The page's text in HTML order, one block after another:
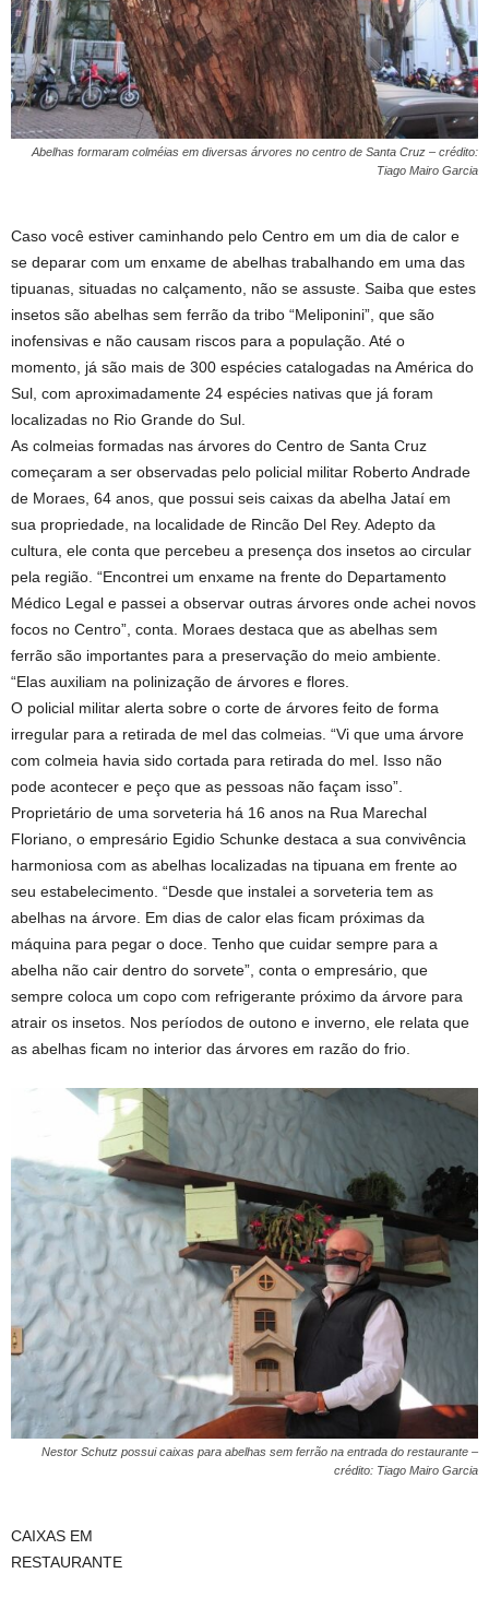
Abelhas formaram colméias em diversas árvores no centro de Santa Cruz – crédito:
Tiago Mairo Garcia
Caso você estiver caminhando pelo Centro em um dia de calor e
se deparar com um enxame de abelhas trabalhando em uma das
tipuanas, situadas no calçamento, não se assuste. Saiba que estes
insetos são abelhas sem ferrão da tribo “Meliponini”, que são
inofensivas e não causam riscos para a população. Até o
momento, já são mais de 300 espécies catalogadas na América do
Sul, com aproximadamente 24 espécies nativas que já foram
localizadas no Rio Grande do Sul.
As colmeias formadas nas árvores do Centro de Santa Cruz
começaram a ser observadas pelo policial militar Roberto Andrade
de Moraes, 64 anos, que possui seis caixas da abelha Jataí em
sua propriedade, na localidade de Rincão Del Rey. Adepto da
cultura, ele conta que percebeu a presença dos insetos ao circular
pela região. “Encontrei um enxame na frente do Departamento
Médico Legal e passei a observar outras árvores onde achei novos
focos no Centro”, conta. Moraes destaca que as abelhas sem
ferrão são importantes para a preservação do meio ambiente.
“Elas auxiliam na polinização de árvores e flores.
O policial militar alerta sobre o corte de árvores feito de forma
irregular para a retirada de mel das colmeias. “Vi que uma árvore
com colmeia havia sido cortada para retirada do mel. Isso não
pode acontecer e peço que as pessoas não façam isso”.
Proprietário de uma sorveteria há 16 anos na Rua Marechal
Floriano, o empresário Egidio Schunke destaca a sua convivência
harmoniosa com as abelhas localizadas na tipuana em frente ao
seu estabelecimento. “Desde que instalei a sorveteria tem as
abelhas na árvore. Em dias de calor elas ficam próximas da
máquina para pegar o doce. Tenho que cuidar sempre para a
abelha não cair dentro do sorvete”, conta o empresário, que
sempre coloca um copo com refrigerante próximo da árvore para
atrair os insetos. Nos períodos de outono e inverno, ele relata que
as abelhas ficam no interior das árvores em razão do frio.
Nestor Schutz possui caixas para abelhas sem ferrão na entrada do restaurante –
crédito: Tiago Mairo Garcia
CAIXAS EM
RESTAURANTE